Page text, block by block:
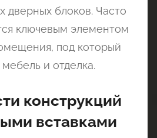
дверных блоков. Часто
ключевым элементом
под который
и отделка.
конструкций
вставками